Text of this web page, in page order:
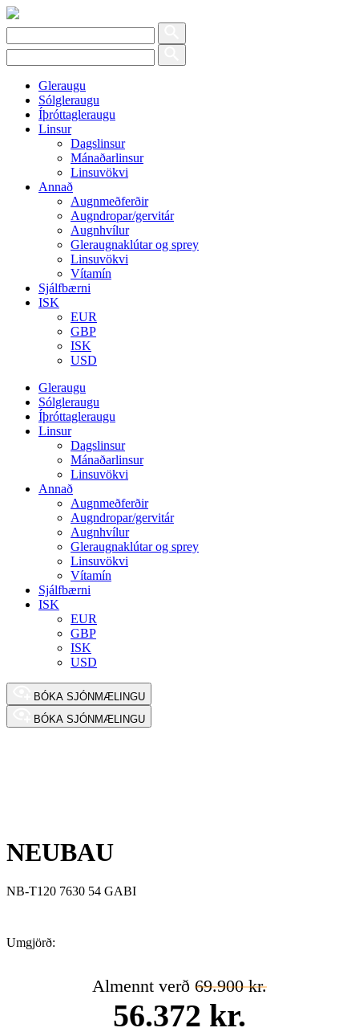
Gleraugu
Sólgleraugu
Íþróttagleraugu
Linsur
Dagslinsur
Mánaðarlinsur
Linsuvökvi
Annað
Augnmeðferðir
Augndropar/gervitár
Augnhvílur
Gleraugnaklútar og sprey
Linsuvökvi
Vítamín
Sjálfbærni
ISK
EUR
GBP
ISK
USD
Gleraugu
Sólgleraugu
Íþróttagleraugu
Linsur
Dagslinsur
Mánaðarlinsur
Linsuvökvi
Annað
Augnmeðferðir
Augndropar/gervitár
Augnhvílur
Gleraugnaklútar og sprey
Linsuvökvi
Vítamín
Sjálfbærni
ISK
EUR
GBP
ISK
USD
BÓKA SJÓNMÆLINGU
BÓKA SJÓNMÆLINGU
NEUBAU
NB-T120 7630 54 GABI
Umgjörð:
Almennt verð 69.900 kr.
56.372 kr.